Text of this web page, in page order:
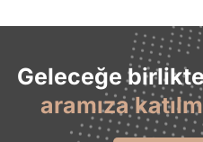
Geleceğe
aramıza